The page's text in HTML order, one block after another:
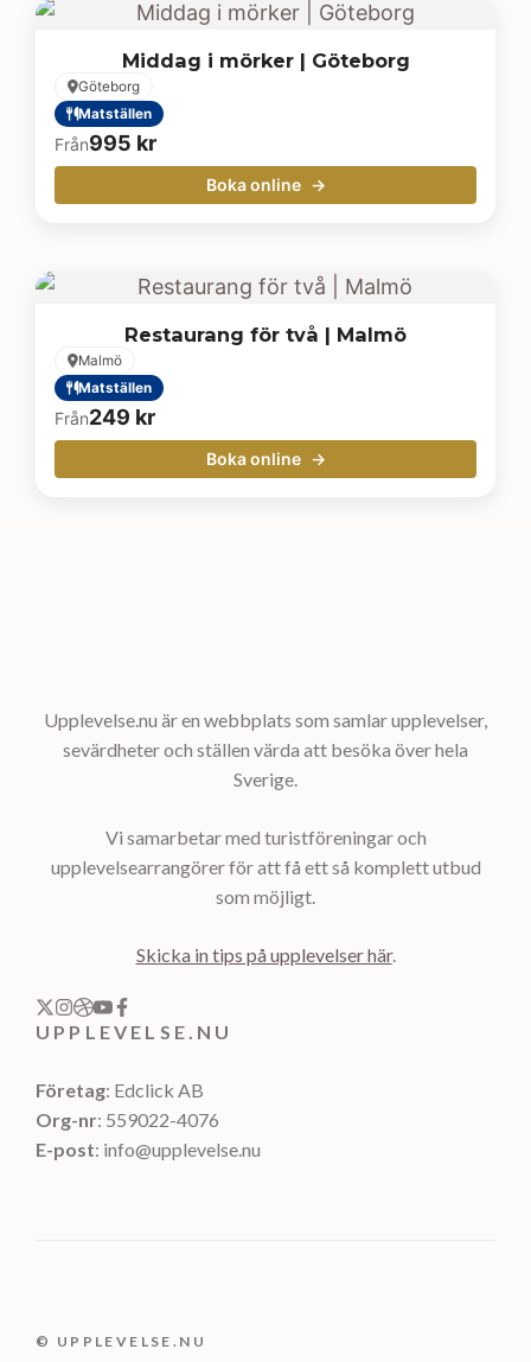
Middag i mörker | Göteborg
Göteborg
Matställen
Från995 kr
Boka online
Restaurang för två | Malmö
Malmö
Matställen
Från249 kr
Boka online
Upplevelse.nu är en webbplats som samlar upplevelser,
sevärdheter och ställen värda att besöka över hela
Sverige.
Vi samarbetar med turistföreningar och
upplevelsearrangörer för att få ett så komplett utbud
som möjligt.
Skicka in tips på upplevelser här.
UPPLEVELSE.NU
Företag: Edclick AB
Org-nr: 559022-4076
E-post: info@upplevelse.nu
© UPPLEVELSE.NU